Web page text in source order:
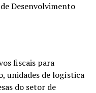
Desenvolvimento
fiscais para
unidades de logística
do setor de